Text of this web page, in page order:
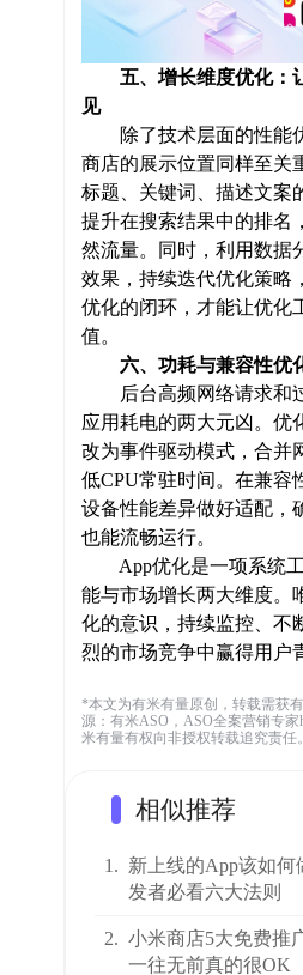
五、增长维度优化：
见
除了技术层面的性能
商店的展示位置同样至关
标题、关键词、描述文案
提升在搜索结果中的排名
然流量。同时，利用数据
效果，持续迭代优化策略
优化的闭环，才能让优化
值。
六、功耗与兼容性优
后台高频网络请求和
应用耗电的两大元凶。优
改为事件驱动模式，合并
低CPU常驻时间。在兼容
设备性能差异做好适配，
也能流畅运行。
App优化是一项系统工
能与市场增长两大维度。
化的意识，持续监控、不
烈的市场竞争中赢得用户
*本文为有米有量原创，转载需获
源：有米ASO，ASO全案营销专家
米有量有权向非授权转载追究责任。
相似推荐
1. 新上线的App该如何
发者必看六大法则
2. 小米商店5大免费推
一往无前真的很OK